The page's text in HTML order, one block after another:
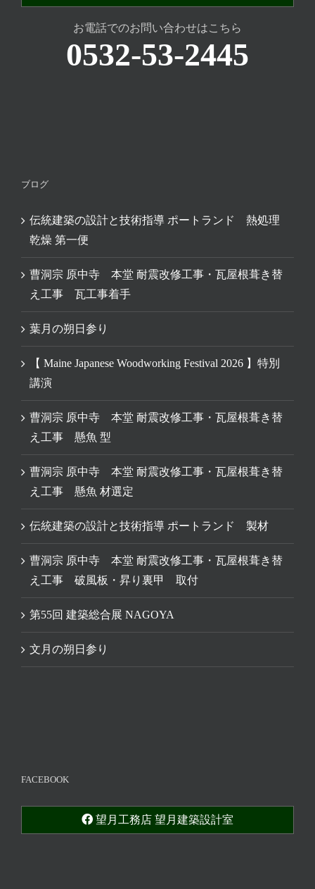
お電話でのお問い合わせはこちら
0532-53-2445
ブログ
伝統建築の設計と技術指導 ポートランド 熱処理
乾燥 第一便
曹洞宗 原中寺 本堂 耐震改修工事・瓦屋根葺き替
え工事 瓦工事着手
葉月の朔日参り
【 Maine Japanese Woodworking Festival 2026 】特別
講演
曹洞宗 原中寺 本堂 耐震改修工事・瓦屋根葺き替
え工事 懸魚 型
曹洞宗 原中寺 本堂 耐震改修工事・瓦屋根葺き替
え工事 懸魚 材選定
伝統建築の設計と技術指導 ポートランド 製材
曹洞宗 原中寺 本堂 耐震改修工事・瓦屋根葺き替
え工事 破風板・昇り裏甲 取付
第55回 建築総合展 NAGOYA
文月の朔日参り
FACEBOOK
望月工務店 望月建築設計室